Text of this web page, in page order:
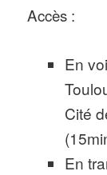
Accès :
En
Cité
En